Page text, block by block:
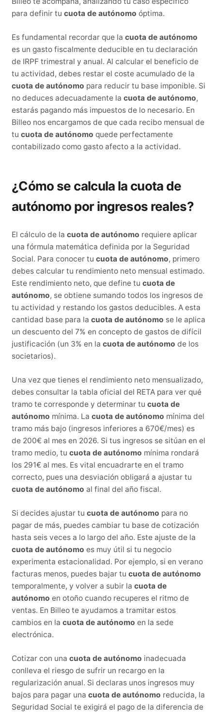
para definir tu cuota de autónomo óptima.
Es fundamental recordar que la cuota de autónomo
es un gasto fiscalmente deducible en tu declaración
de IRPF trimestral y anual. Al calcular el beneficio de
tu actividad, debes restar el coste acumulado de la
cuota de autónomo para reducir tu base imponible. Si
no deduces adecuadamente la cuota de autónomo,
estarás pagando más impuestos de lo necesario. En
Billeo nos encargamos de que cada recibo mensual de
tu cuota de autónomo quede perfectamente
contabilizado como gasto afecto a la actividad.
¿Cómo se calcula la cuota de
autónomo por ingresos reales?
El cálculo de la cuota de autónomo requiere aplicar
una fórmula matemática definida por la Seguridad
Social. Para conocer tu cuota de autónomo, primero
debes calcular tu rendimiento neto mensual estimado.
Este rendimiento neto, que define tu cuota de
autónomo, se obtiene sumando todos los ingresos de
tu actividad y restando los gastos deducibles. A esta
cantidad base para la cuota de autónomo se le aplica
un descuento del 7% en concepto de gastos de difícil
justificación (un 3% en la cuota de autónomo de los
societarios).
Una vez que tienes el rendimiento neto mensualizado,
debes consultar la tabla oficial del RETA para ver qué
tramo te corresponde y determinar tu cuota de
autónomo mínima. La cuota de autónomo mínima del
tramo más bajo (ingresos inferiores a 670€/mes) es
de 200€ al mes en 2026. Si tus ingresos se sitúan en el
tramo medio, tu cuota de autónomo mínima rondará
los 291€ al mes. Es vital encuadrarte en el tramo
correcto, pues una desviación obligará a ajustar tu
cuota de autónomo al final del año fiscal.
Si decides ajustar tu cuota de autónomo para no
pagar de más, puedes cambiar tu base de cotización
hasta seis veces a lo largo del año. Este ajuste de la
cuota de autónomo es muy útil si tu negocio
experimenta estacionalidad. Por ejemplo, si en verano
facturas menos, puedes bajar tu cuota de autónomo
temporalmente, y volver a subir la cuota de
autónomo en otoño cuando recuperes el ritmo de
ventas. En Billeo te ayudamos a tramitar estos
cambios en la cuota de autónomo en la sede
electrónica.
Cotizar con una cuota de autónomo inadecuada
conlleva el riesgo de sufrir un recargo en la
regularización anual. Si declaras unos ingresos muy
bajos para pagar una cuota de autónomo reducida, la
Seguridad Social te exigirá el pago de la diferencia de